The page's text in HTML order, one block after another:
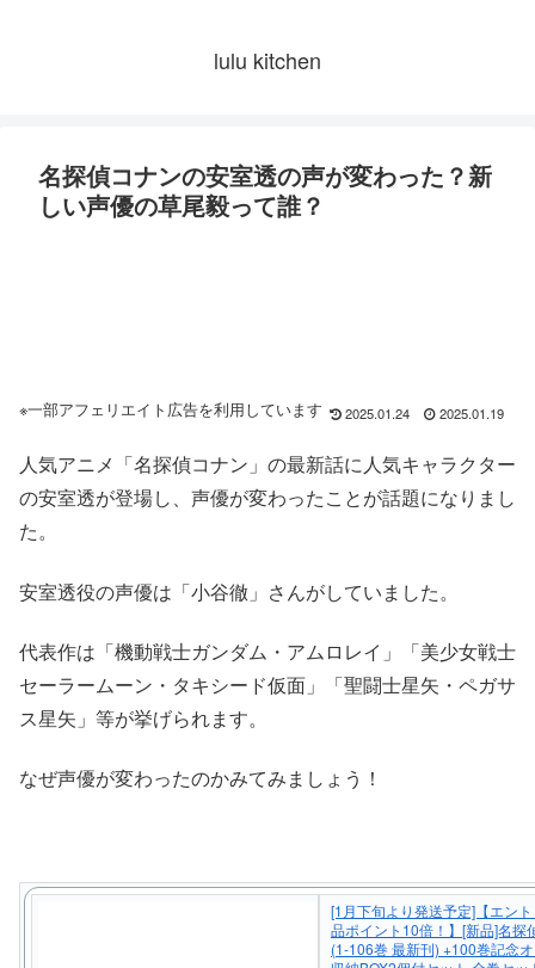
lulu kitchen
名探偵コナンの安室透の声が変わった？新
しい声優の草尾毅って誰？
※一部アフェリエイト広告を利用しています 2025.01.24 2025.01.19
人気アニメ「名探偵コナン」の最新話に人気キャラクター
の安室透が登場し、声優が変わったことが話題になりまし
た。
安室透役の声優は「小谷徹」さんがしていました。
代表作は「機動戦士ガンダム・アムロレイ」「美少女戦士
セーラームーン・タキシード仮面」「聖闘士星矢・ペガサ
ス星矢」等が挙げられます。
なぜ声優が変わったのかみてみましょう！
[1月下旬より発送予定]【エン
品ポイント10倍！】[新品]名探
(1-106巻 最新刊) +100巻記念